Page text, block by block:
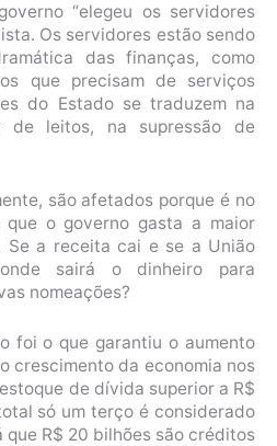
“elegeu os servidores
Os servidores estão sendo
das finanças, como
que precisam de serviços
do Estado se traduzem na
de leitos, na supressão de
são afetados porque é no
que o governo gasta a maior
Se a receita cai e se a União
sairá o dinheiro para
nomeações?
foi o que garantiu o aumento
crescimento da economia nos
de dívida superior a R$
só um terço é considerado
R$ 20 bilhões são créditos